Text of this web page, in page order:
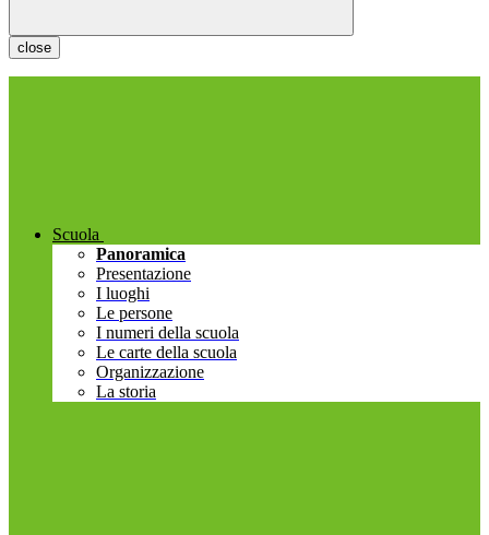
close
Scuola
Panoramica
Presentazione
I luoghi
Le persone
I numeri della scuola
Le carte della scuola
Organizzazione
La storia